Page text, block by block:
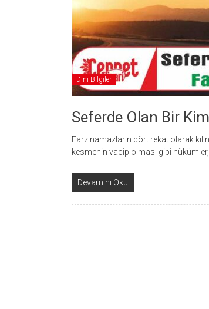
Dini Bilgiler
Seferde Olan Bir
Farz namazların dört rekat olarak
kesmenin vacip olması gibi
Devamını Oku